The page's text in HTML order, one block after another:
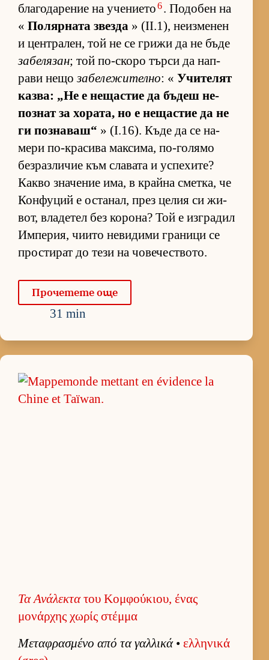
бла­го­да­ре­ние на уче­ни­ето6. По­до­бен на
« По­ляр­ната звезда » (II.1), не­из­ме­нен
и цен­т­ра­лен, той не се грижи да не бъде
забелязан; той по-скоро търси да нап­
рави нещозабележително: « Учи­те­лят
каз­ва: „Не е не­щас­тие да бъ­деш не­
поз­нат за хо­ра­та, но е не­щас­тие да не
ги поз­на­ваш“ » (I.16). Къде да се на­
мери по-кра­сива мак­си­ма, по-го­лямо
без­раз­ли­чие към сла­вата и ус­пе­хи­те?
Какво зна­че­ние има, в крайна смет­ка, че
Кон­фу­ций е ос­та­нал, през це­лия си жи­
вот, вла­де­тел без ко­ро­на? Той е из­г­ра­дил
Им­пе­рия, чи­ито не­ви­дими гра­ници се
прос­ти­рат до тези на чо­ве­чес­т­во­то.
Про­че­тете още
31 min
Τα Ανάλεκτατου Κομφούκιου, ένας
μονάρχης χωρίς στέμμα
Μεταφρασμένο από τα γαλ­λικά• ελ­ληνικά